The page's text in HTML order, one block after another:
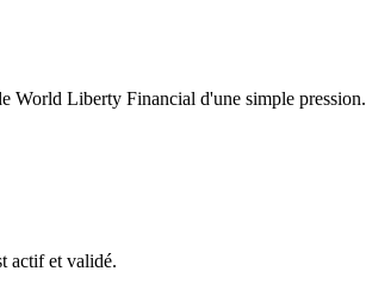
World Liberty Financial d'une simple pression.
actif et validé.